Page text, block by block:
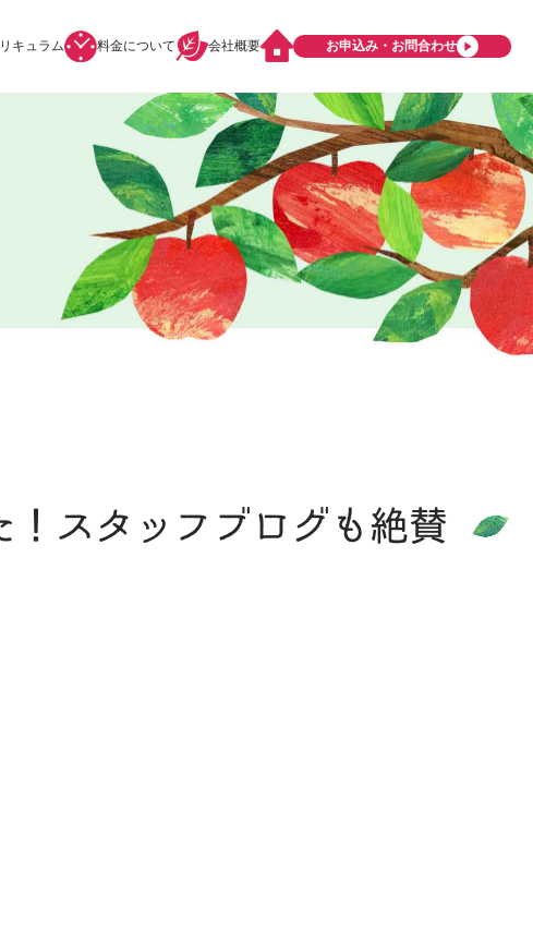
キュラム 料金について 会社概要 お申込み・お問合わせ
スタッフブログも絶賛